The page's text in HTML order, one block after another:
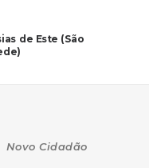
de Este (São
Novo Cidadão